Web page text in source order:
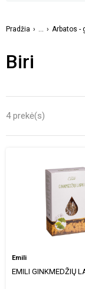
Pradžia ... Arbatos -
Biri
4 prekė(s)
Emili
EMILI GINKMEDŽIŲ